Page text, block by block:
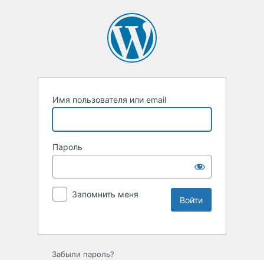
Имя пользователя или email
Пароль
Запомнить меня
Забыли пароль?